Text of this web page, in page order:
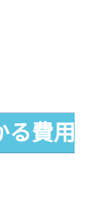
費用の